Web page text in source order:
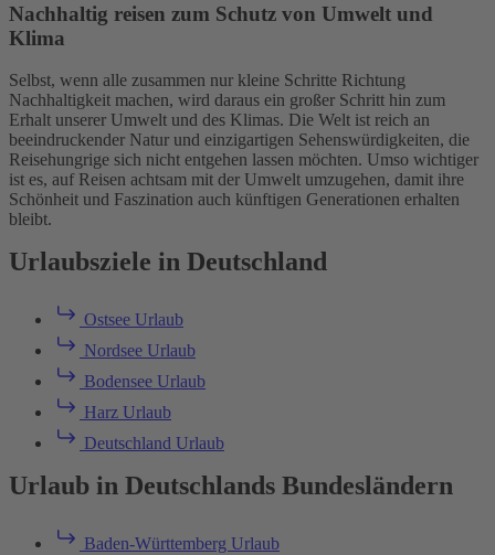
Nachhaltig reisen zum Schutz von Umwelt und
Klima
Selbst, wenn alle zusammen nur kleine Schritte Richtung
Nachhaltigkeit machen, wird daraus ein großer Schritt hin zum
Erhalt unserer Umwelt und des Klimas. Die Welt ist reich an
beeindruckender Natur und einzigartigen Sehenswürdigkeiten, die
Reisehungrige sich nicht entgehen lassen möchten. Umso wichtiger
ist es, auf Reisen achtsam mit der Umwelt umzugehen, damit ihre
Schönheit und Faszination auch künftigen Generationen erhalten
bleibt.
Urlaubsziele in Deutschland
Ostsee Urlaub
Nordsee Urlaub
Bodensee Urlaub
Harz Urlaub
Deutschland Urlaub
Urlaub in Deutschlands Bundesländern
Baden-Württemberg Urlaub